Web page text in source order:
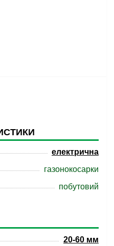
електрична
газонокосарки
побутовий
20-60 мм